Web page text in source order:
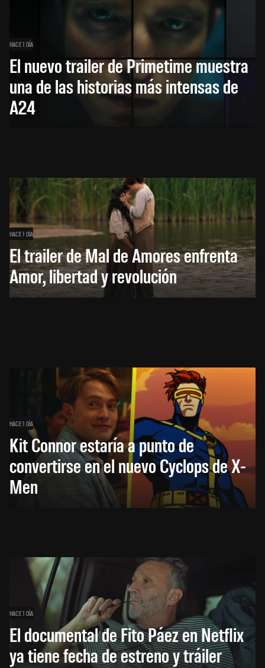
HACE 1 DÍA
El nuevo trailer de Primetime muestra
una de las historias más intensas de
A24
HACE 1 DÍA
El trailer de Mal de Amores enfrenta
Amor, libertad y revolución
HACE 1 DÍA
Kit Connor estaría a punto de
convertirse en el nuevo Cyclops de X-
Men
HACE 1 DÍA
El documental de Fito Páez en Netflix
ya tiene fecha de estreno y tráiler